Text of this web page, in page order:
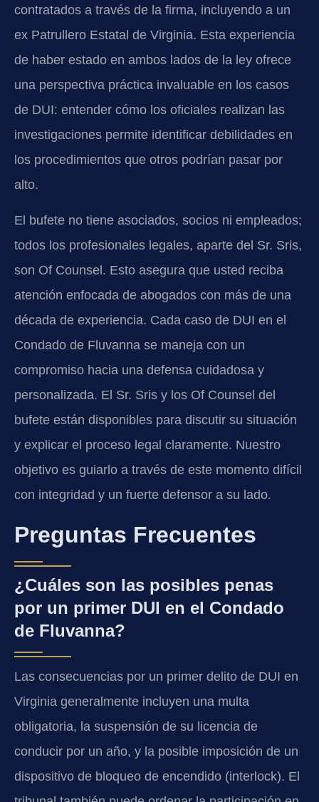
contratados a través de la firma, incluyendo a un
ex Patrullero Estatal de Virginia. Esta experiencia
de haber estado en ambos lados de la ley ofrece
una perspectiva práctica invaluable en los casos
de DUI: entender cómo los oficiales realizan las
investigaciones permite identificar debilidades en
los procedimientos que otros podrían pasar por
alto.
El bufete no tiene asociados, socios ni empleados;
todos los profesionales legales, aparte del Sr. Sris,
son Of Counsel. Esto asegura que usted reciba
atención enfocada de abogados con más de una
década de experiencia. Cada caso de DUI en el
Condado de Fluvanna se maneja con un
compromiso hacia una defensa cuidadosa y
personalizada. El Sr. Sris y los Of Counsel del
bufete están disponibles para discutir su situación
y explicar el proceso legal claramente. Nuestro
objetivo es guiarlo a través de este momento difícil
con integridad y un fuerte defensor a su lado.
Preguntas Frecuentes
¿Cuáles son las posibles penas
por un primer DUI en el Condado
de Fluvanna?
Las consecuencias por un primer delito de DUI en
Virginia generalmente incluyen una multa
obligatoria, la suspensión de su licencia de
conducir por un año, y la posible imposición de un
dispositivo de bloqueo de encendido (interlock). El